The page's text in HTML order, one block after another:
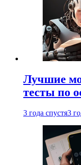
Лучшие
тесты по
3 года спустя3